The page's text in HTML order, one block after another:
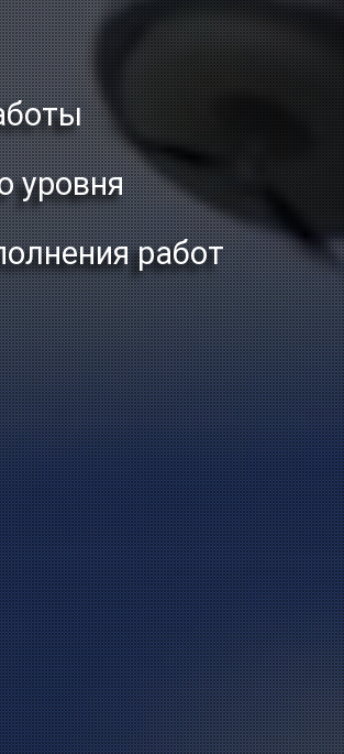
уровня
работ